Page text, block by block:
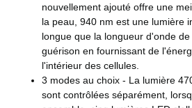
nouvellement ajouté offre une
la peau, 940 nm est une lumière
longue que la longueur d'onde
guérison en fournissant de
l'intérieur des cellules.
3 modes au choix - La lumière
sont contrôlées séparément,